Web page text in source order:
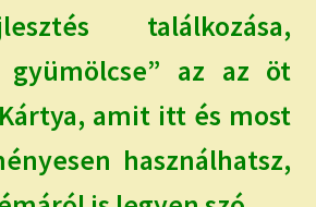
találkozása,
gyümölcse” az az öt
amit itt és most
használhatsz,